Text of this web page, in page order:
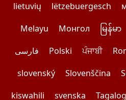
lietuvių
lëtzebuergesch
Melayu
Монгол မြန်မာ
فارسی
Polski ਪੰਜਾਬੀ
slovenský
Slovenščina
kiswahili
svenska Tagalog